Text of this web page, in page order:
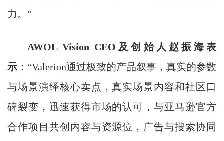
力。”
AWOL Vision CEO 及创始人赵振海表
示 ：“Valerion通过极致的产品叙事，真实的参数
与场景演绎核心卖点，真实场景内容和社区口
碑裂变，迅速获得市场的认可，与亚马逊官方
合作项目共创内容与资源位，广告与搜索协同